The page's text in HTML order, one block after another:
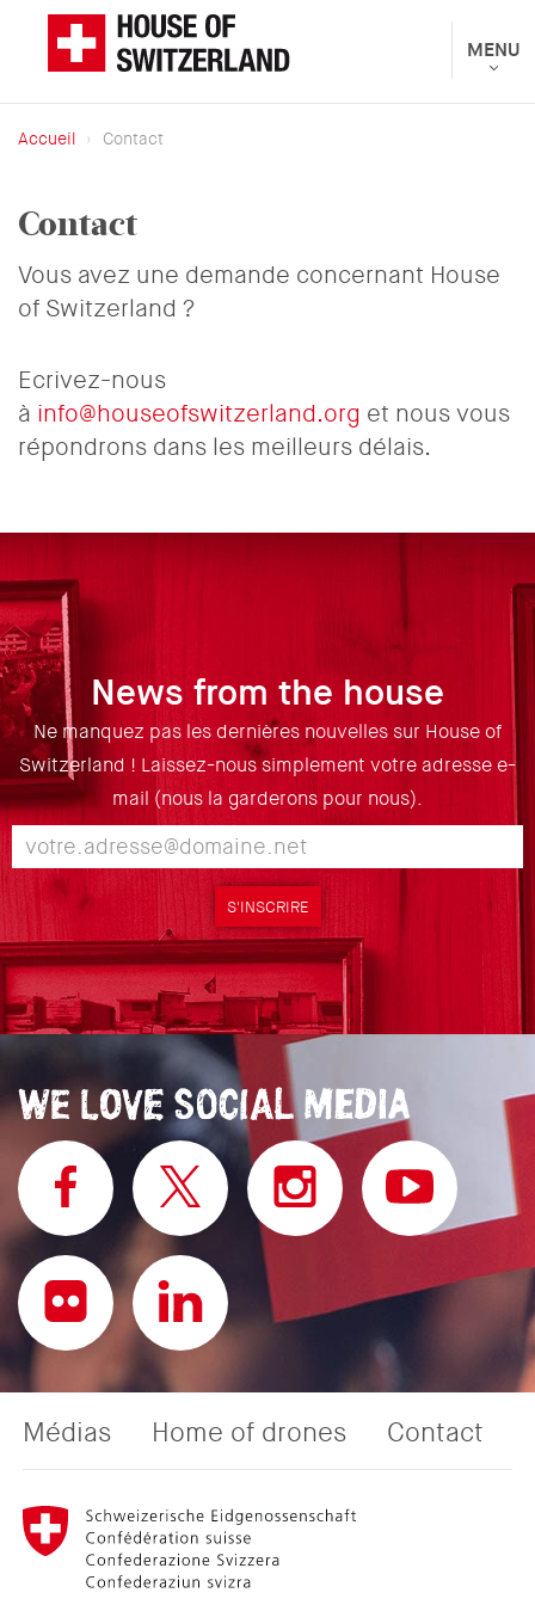
Présenté
par
des
affaires
étrangères
Toggle
MENU
d'Ariane
Accueil Contact
Contact
Vous avez une demande concernant House
of Switzerland ?
Ecrivez-nous
à info@houseofswitzerland.org et nous vous
répondrons dans les meilleurs délais.
News from the house
Ne manquez pas les dernières nouvelles sur House of
Switzerland ! Laissez-nous simplement votre adresse e-
mail (nous la garderons pour nous).
S'INSCRIRE
Médias Home of drones Contact